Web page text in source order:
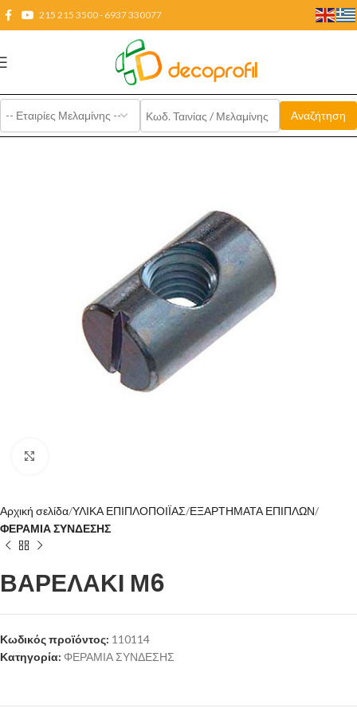
215 215 3500 - 6937 330077
Αρχική σελίδα ΥΛΙΚΑ ΕΠΙΠΛΟΠΟΙΪΑΣ ΕΞΑΡΤΗΜΑΤΑ ΕΠΙΠΛΩΝ
ΦΕΡΑΜΙΑ ΣΥΝΔΕΣΗΣ
ΒΑΡΕΛΑΚΙ Μ6
Κωδικός προϊόντος: 110114
Κατηγορία: ΦΕΡΑΜΙΑ ΣΥΝΔΕΣΗΣ